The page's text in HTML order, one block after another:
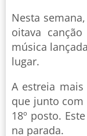
Nesta
oitava
música
lugar.
A estreia
que junto com
18º posto.
na parada.